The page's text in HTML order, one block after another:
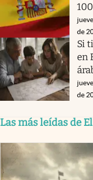
de
Si
en
de
Las más leídas de